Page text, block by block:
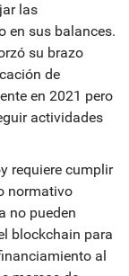
las
en sus balances.
su brazo
de
en 2021 pero
actividades
requiere cumplir
normativo
no pueden
blockchain para
al